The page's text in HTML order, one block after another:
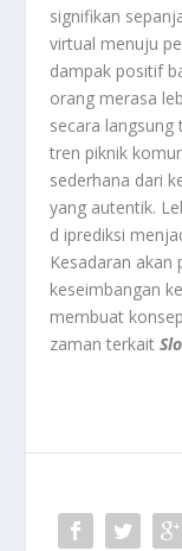
signifikan
virtual menuju
dampak positif
orang merasa
secara langsung
tren piknik
sederhana dari
yang autentik.
d iprediksi
Kesadaran akan
keseimbangan
membuat
zaman terkait